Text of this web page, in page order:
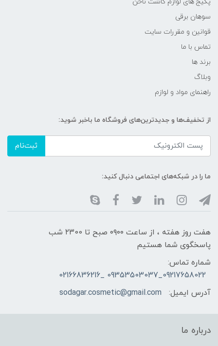
پکیج های لوازم کاشت ناخن
سوهان برقی
قوانین و مقررات سایت
تماس با ما
برند ها
وبلاگ
راهنمای مواد و لوازم
از تخفیف‌ها و جدیدترین‌های فروشگاه ما باخبر شوید:
ثبت‌نام
ما را در شبکه‌های اجتماعی دنبال کنید:
هفت روز هفته ، از ساعت ۰۹۰۰ صبح تا ۲۳00 شب
پاسخگوی شما هستیم
شماره تماس:
09217658022_09353503037 _02166836216
آدرس ایمیل:
sodagar.cosmetic@gmail.com
درباره ما